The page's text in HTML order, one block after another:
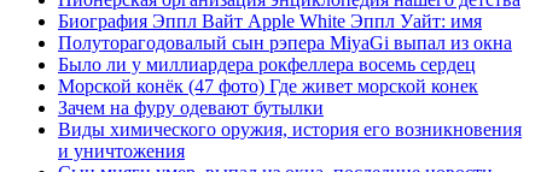
Биография Эппл Вайт Apple White Эппл Уайт: имя
Полуторагодовалый сын рэпера MiyaGi выпал из окна
Было ли у миллиардера рокфеллера восемь сердец
Морской конёк (47 фото) Где живет морской конек
Зачем на фуру одевают бутылки
Виды химического оружия, история его возникновения
и уничтожения